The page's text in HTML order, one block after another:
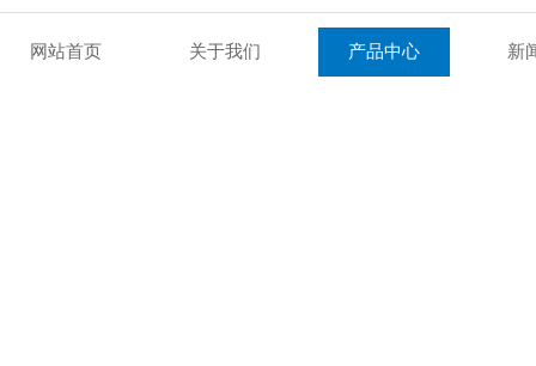
网站首页 关于我们 产品中心 新